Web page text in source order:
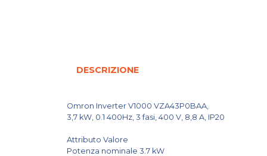
DESCRIZIONE
Omron Inverter V1000 VZA43P0BAA,
3,7 kW, 0.1 400Hz, 3 fasi, 400 V, 8,8 A, IP20
Attributo Valore
Potenza nominale 3.7 kW